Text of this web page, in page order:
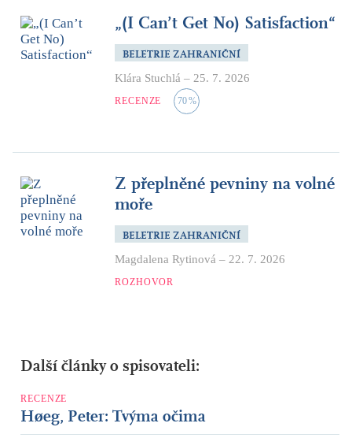
„(I Can’t Get No) Satisfaction“
BELETRIE ZAHRANIČNÍ
Klára Stuchlá – 25. 7. 2026
RECENZE 70%
Z přeplněné pevniny na volné
moře
BELETRIE ZAHRANIČNÍ
Magdalena Rytinová – 22. 7. 2026
ROZHOVOR
Další články o spisovateli:
RECENZE
Høeg, Peter: Tvýma očima